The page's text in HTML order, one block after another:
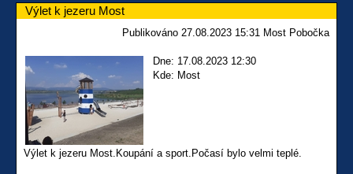
Výlet k jezeru Most
Publikováno 27.08.2023 15:31 Most Pobočka
Dne: 17.08.2023 12:30
Kde: Most
Výlet k jezeru Most.Koupání a sport.Počasí bylo velmi teplé.